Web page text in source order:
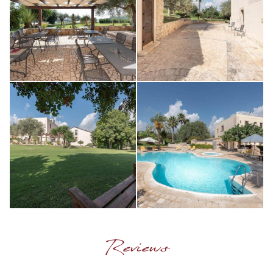
Reviews